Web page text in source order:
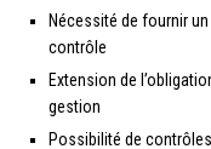
Nécessité de fournir
contrôle
Extension de
gestion
Possibilité de